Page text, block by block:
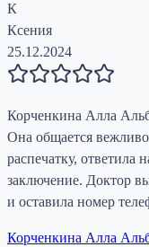
К
Ксения
25.12.2024
Корченкина Алла
Она общается
распечатку, ответила
заключение. Доктор
и оставила номер
Корченкина Алла